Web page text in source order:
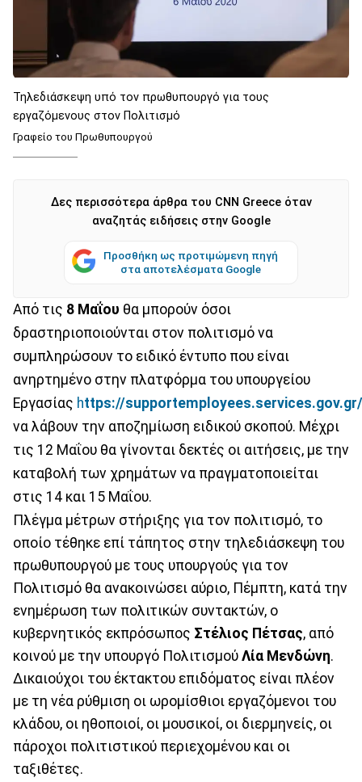
Τηλεδιάσκεψη υπό τον πρωθυπουργό για τους
εργαζόμενους στον Πολιτισμό
Γραφείο του Πρωθυπουργού
Δες περισσότερα άρθρα του CNN Greece όταν
αναζητάς ειδήσεις στην Google
Προσθήκη ως προτιμώμενη πηγή
στα αποτελέσματα Google
Από τις 8 Μαΐου θα μπορούν όσοι
δραστηριοποιούνται στον πολιτισμό να
συμπληρώσουν το ειδικό έντυπο που είναι
ανηρτημένο στην πλατφόρμα του υπουργείου
Εργασίας https://supportemployees.services.gov.gr/
να λάβουν την αποζημίωση ειδικού σκοπού. Μέχρι
τις 12 Μαΐου θα γίνονται δεκτές οι αιτήσεις, με την
καταβολή των χρημάτων να πραγματοποιείται
στις 14 και 15 Μαΐου.
Πλέγμα μέτρων στήριξης για τον πολιτισμό, το
οποίο τέθηκε επί τάπητος στην τηλεδιάσκεψη του
πρωθυπουργού με τους υπουργούς για τον
Πολιτισμό θα ανακοινώσει αύριο, Πέμπτη, κατά την
ενημέρωση των πολιτικών συντακτών, ο
κυβερνητικός εκπρόσωπος Στέλιος Πέτσας, από
κοινού με την υπουργό Πολιτισμού Λία Μενδώνη.
Δικαιούχοι του έκτακτου επιδόματος είναι πλέον
με τη νέα ρύθμιση οι ωρομίσθιοι εργαζόμενοι του
κλάδου, οι ηθοποιοί, οι μουσικοί, οι διερμηνείς, οι
πάροχοι πολιτιστικού περιεχομένου και οι
ταξιθέτες.